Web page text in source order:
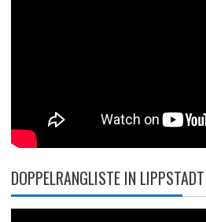
DOPPELRANGLISTE IN LIPPSTADT